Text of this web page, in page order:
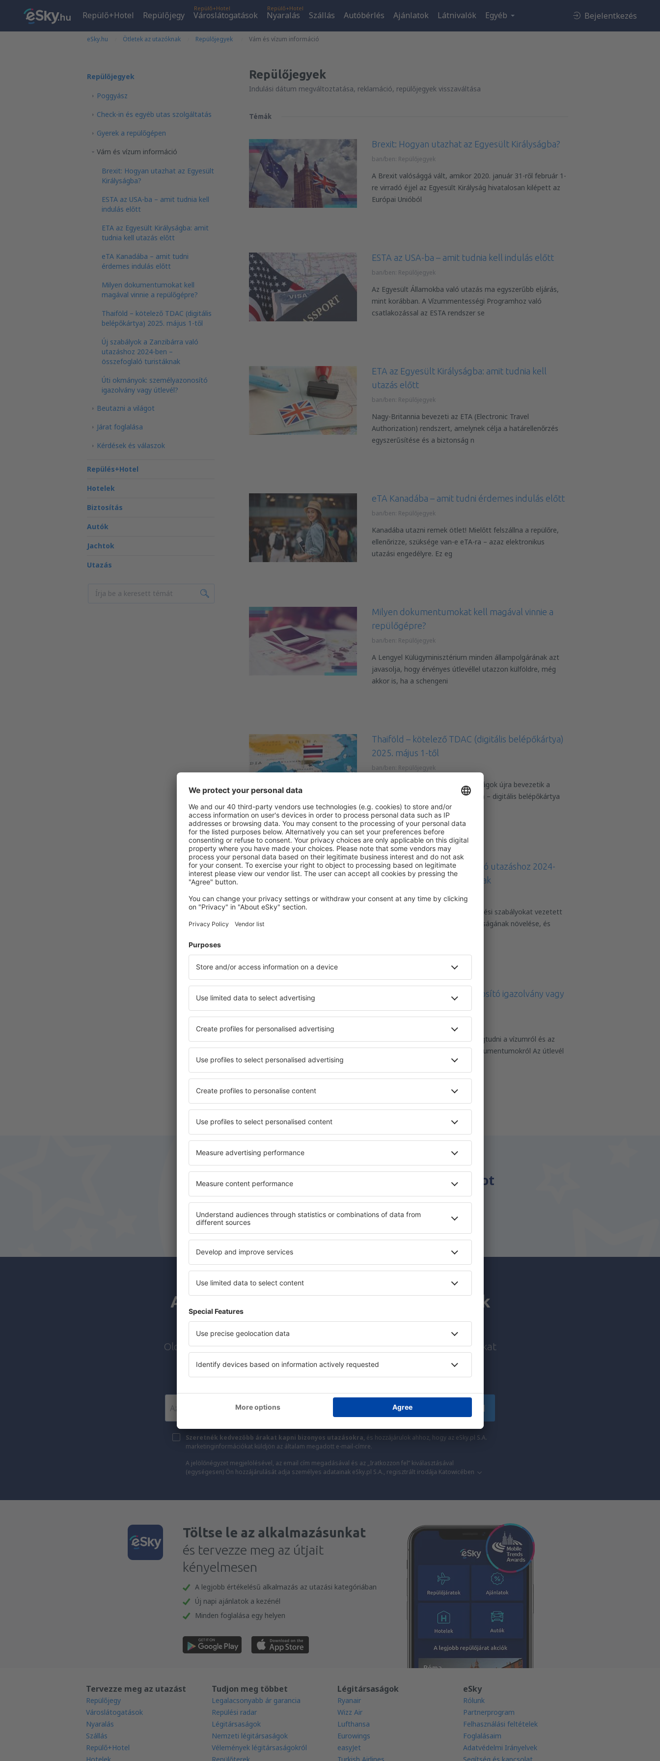
Repülő+Hotel Repülőjegy
Repülő+Hotel
Városlátogatások
Repülő+Hotel
Nyaralás Szállás Autóbérlés Ajánlatok Látnivalók Egyéb Bejelentkezés
eSky.hu Ötletek az utazóknak Repülőjegyek Vám és vízum információ
Repülőjegyek
Poggyász
Check-in és egyéb utas szolgáltatás
Gyerek a repülőgépen
Vám és vízum információ
Brexit: Hogyan utazhat az Egyesült
Királyságba?
ESTA az USA-ba – amit tudnia kell
indulás előtt
ETA az Egyesült Királyságba: amit
tudnia kell utazás előtt
eTA Kanadába – amit tudni
érdemes indulás előtt
Milyen dokumentumokat kell
magával vinnie a repülőgépre?
Thaiföld – kötelező TDAC (digitális
belépőkártya) 2025. május 1-től
Új szabályok a Zanzibárra való
utazáshoz 2024-ben –
összefoglaló turistáknak
Úti okmányok: személyazonosító
igazolvány vagy útlevél?
Beutazni a világot
Járat foglalása
Kérdések és válaszok
Repülés+Hotel
Hotelek
Biztosítás
Autók
Jachtok
Utazás
Repülőjegyek
Indulási dátum megváltoztatása, reklamáció, repülőjegyek visszaváltása
Témák
Brexit: Hogyan utazhat az Egyesült Királyságba?
ban/ben: Repülőjegyek
A Brexit valósággá vált, amikor 2020. január 31-ről február 1-
re virradó éjjel az Egyesült Királyság hivatalosan kilépett az
Európai Unióból
ESTA az USA-ba – amit tudnia kell indulás előtt
ban/ben: Repülőjegyek
Az Egyesült Államokba való utazás ma egyszerűbb eljárás,
mint korábban. A Vízummentességi Programhoz való
csatlakozással az ESTA rendszer se
ETA az Egyesült Királyságba: amit tudnia kell
utazás előtt
ban/ben: Repülőjegyek
Nagy-Britannia bevezeti az ETA (Electronic Travel
Authorization) rendszert, amelynek célja a határellenőrzés
egyszerűsítése és a biztonság n
eTA Kanadába – amit tudni érdemes indulás előtt
ban/ben: Repülőjegyek
Kanadába utazni remek ötlet! Mielőtt felszállna a repülőre,
ellenőrizze, szüksége van-e eTA-ra – azaz elektronikus
utazási engedélyre. Ez eg
Milyen dokumentumokat kell magával vinnie a
repülőgépre?
ban/ben: Repülőjegyek
A Lengyel Külügyminisztérium minden állampolgárának azt
javasolja, hogy érvényes útlevéllel utazzon külföldre, még
akkor is, ha a schengeni
Thaiföld – kötelező TDAC (digitális belépőkártya)
2025. május 1-től
ban/ben: Repülőjegyek
2025. május 1-től a thaiföldi hatóságok újra bevezetik a
Thailand Digital Arrival Card (TDAC) – digitális belépőkártya
kitöltésének köteleze
Új szabályok a Zanzibárra való utazáshoz 2024-
ben – összefoglaló turistáknak
ban/ben: Repülőjegyek
2024 októberétől Zanzibár új belépési szabályokat vezetett
be, amelyek célja az utazók biztonságának növelése, és
Úti okmányok: személyazonosító igazolvány vagy
Kattintson ide, ha többet akar megtudni a vízumról és az
egyes országokban kért egyéb dokumentumokról Az útlevél
és a személyazonosító ig
Takarítson meg időt és pénzt.
Foglaljon Repülő+Hotel csomagot
az eSky.hu-n!
A hírlevélre feliratkozók többet utaznak
kevesebbért
Olcsó járatok, városlátogatás, nyaralás – kapjon egyedi utazási ajánlatokat
mindenki más előtt.
Iratkozzon fel
Szeretnék kedvezőbb árakat kapni bizonyos utazásokra, és hozzájárulok ahhoz, hogy az eSky.pl S.A.
marketinginformációkat küldjön az általam megadott e-mail-címre.
A jelölőnégyzet megjelölésével, az email cím megadásával és az „Iratkozzon fel” kiválasztásával
(egységesen) Ön hozzájárulását adja személyes adatainak eSky.pl S.A., regisztrált irodája Katowicében​
Töltse le az alkalmazásunkat
és tervezze meg az útjait
kényelmesen
A legjobb értékelésű alkalmazás az utazási kategóriában
Új napi ajánlatok a kezénél
Minden foglalása egy helyen
Tervezze meg az utazást
Repülőjegy
Városlátogatások
Nyaralás
Szállás
Repülő+Hotel
Tudjon meg többet
Legalacsonyabb ár garancia
Repülési radar
Légitársaságok
Nemzeti légitársaságok
Vélemények légitársaságokról
Légitársaságok
Ryanair
Wizz Air
Lufthansa
Eurowings
easyJet
eSky
Rólunk
Partnerprogram
Felhasználási feltételek
Foglalásaim
Adatvédelmi Irányelvek